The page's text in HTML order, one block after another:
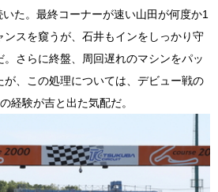
た。最終コーナーが速い山田が何度か1
ンスを窺うが、石井もインをしっかり守
。さらに終盤、周回遅れのマシンをパッ
が、この処理については、デビュー戦の
経験が吉と出た気配だ。